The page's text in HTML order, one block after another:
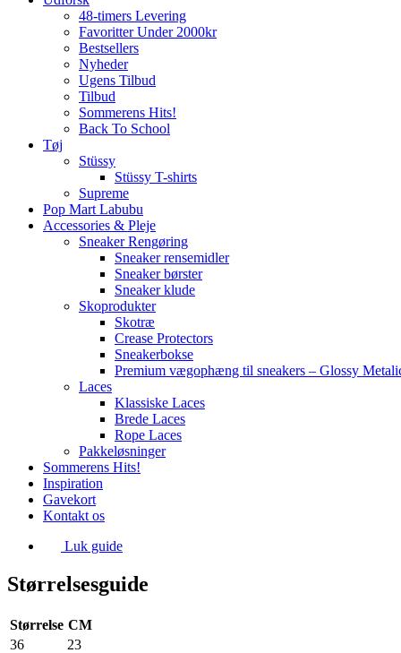
48-timers Levering
Favoritter Under 2000kr
Bestsellers
Nyheder
Ugens Tilbud
Tilbud
Sommerens Hits!
Back To School
Tøj
Stüssy
Stüssy T-shirts
Supreme
Pop Mart Labubu
Accessories & Pleje
Sneaker Rengøring
Sneaker rensemidler
Sneaker børster
Sneaker klude
Skoprodukter
Skotræ
Crease Protectors
Sneakerbokse
Premium vægophæng til sneakers – Glossy
Laces
Klassiske Laces
Brede Laces
Rope Laces
Pakkeløsninger
Sommerens Hits!
Inspiration
Gavekort
Kontakt os
Luk guide
Størrelsesguide
Størrelse CM
36
23